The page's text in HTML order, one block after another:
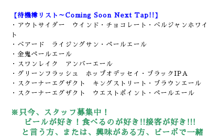
【待機樽リスト～Coming Soon Next Tap!!】
・アウトサイダー ウインド・チョコレート・ベルジャンホワイ
ト
・ベアード ライジングサン・ペールエール
・金鬼ペールエール
・スワンレイク アンバーエール
・グリーンフラッシュ ホップオデッセイ・ブラックIPA
・スクーナーエグザクト キングストリート・ブラウンエール
・スクーナーエグザクト ウエストポイント・ペールエール
※只今、スタッフ募集中！
ビールが好き！食べるのが好き!!接客が好き!!!
と言う方、または、興味がある方、ビーボで一緒